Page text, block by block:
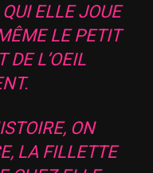
ELLE JOUE
LE PETIT
DE L’OEIL
ON
LA FILLETTE